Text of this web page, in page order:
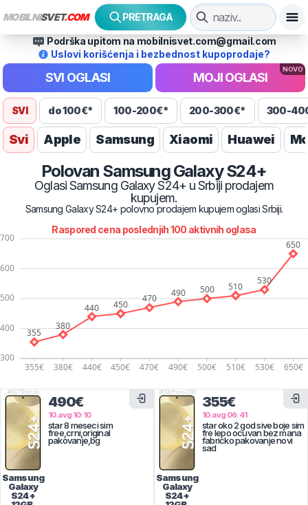
MOBILNISVET.COM PRETRAGA
Podrška upitom na mobilnisvet.com@gmail.com
Uslovi korišćenja i bezbednost kupoprodaje?
SVI OGLASI
NOVO
MOJI OGLASI
SVI do 100€* 100-200€* 200-300€* 300-
Svi Apple Samsung Xiaomi Huawei
Polovan SamsungGalaxy S24+
OglasiSamsung Galaxy S24+ u Srbiji prodajem
kupujem.
Samsung Galaxy S24+ polovno prodajem kupujem oglasi Srbiji.
Raspored cena poslednjih100 aktivnih oglasa
#04778tjnxb
Samsung
Galaxy
S24+
490€
10.avg 10:10
star 8 meseci sim
free,crni,original
pakovanje,bg
#09yfhww296
Samsung
Galaxy
S24+
355€
10.avg 06:41
star oko 2 god sive boje sim
fre lepo ocuvan bez mana
fabricko pakovanje novi
sad